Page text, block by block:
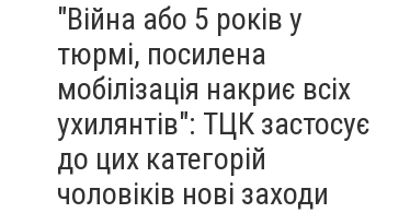
"Війна або 5 років у
тюрмі, посилена
мобілізація накриє всіх
ухилянтів": ТЦК застосує
до цих категорій
чоловіків нові заходи